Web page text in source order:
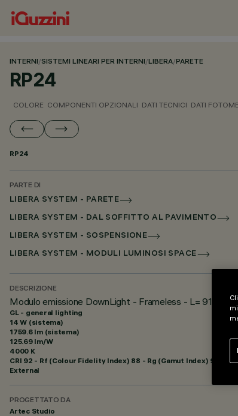
INTERNI/SISTEMI LINEARI PER INTERNI/LIBERA/PARETE
RP24
COLORE COMPONENTI OPZIONALI DATI TECNICI DATI
RP24
PARTE DI
LIBERA SYSTEM - PARETE
LIBERA SYSTEM - DAL SOFFITTO AL PAVIMENTO
LIBERA SYSTEM - SOSPENSIONE
LIBERA SYSTEM - MODULI LUMINOSI SPACE
DESCRIZIONE
Modulo emissione DownLight - Frameless - L= 912 -
GL - general lighting
14 W (sistema)
1759.6 lm (sistema)
125.69 lm/W
4000 K
CRI 92 - Rf (Colour Fidelity Index) 88 - Rg (Gamut Index) 95
External
PROGETTATO DA
Artec Studio